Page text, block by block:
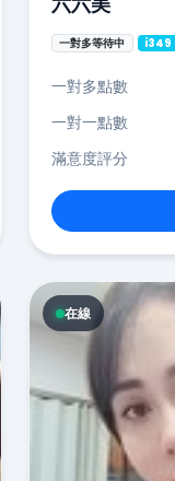
一對多等待中 i349
一對多點數
一對一點數
滿意度評分
在線